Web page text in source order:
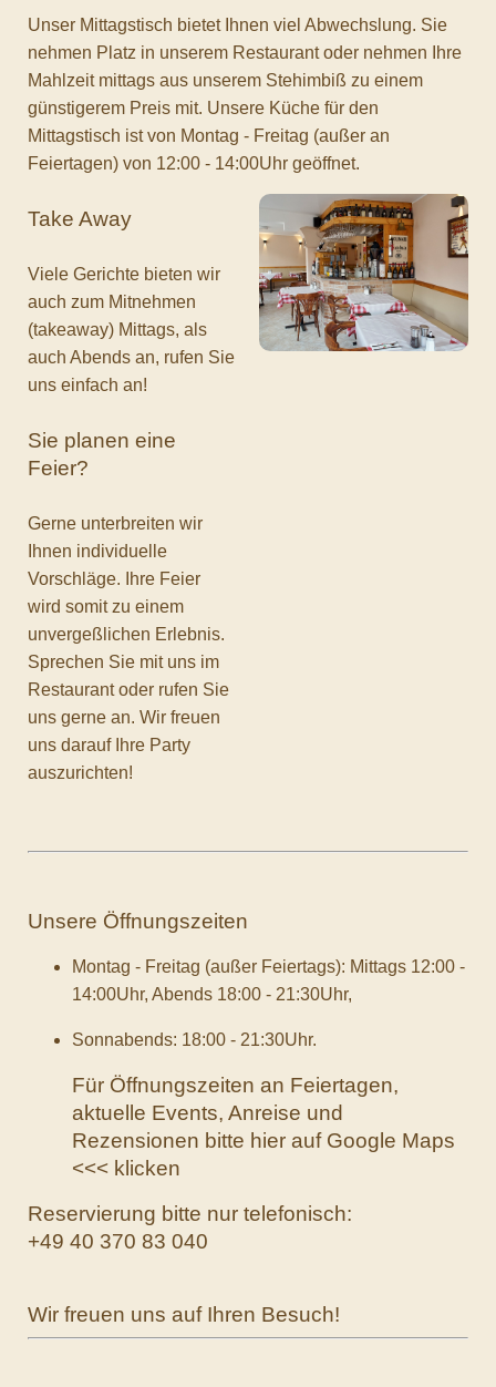
Unser Mittagstisch bietet Ihnen viel Abwechslung. Sie
nehmen Platz in unserem Restaurant oder nehmen Ihre
Mahlzeit mittags aus unserem Stehimbiß zu einem
günstigerem Preis mit. Unsere Küche für den
Mittagstisch ist von Montag - Freitag (außer an
Feiertagen) von 12:00 - 14:00Uhr geöffnet.
Take Away
Viele Gerichte bieten wir
auch zum Mitnehmen
(takeaway) Mittags, als
auch Abends an, rufen Sie
uns einfach an!
Sie planen eine
Feier?
Gerne unterbreiten wir
Ihnen individuelle
Vorschläge. Ihre Feier
wird somit zu einem
unvergeßlichen Erlebnis.
Sprechen Sie mit uns im
Restaurant oder rufen Sie
uns gerne an. Wir freuen
uns darauf Ihre Party
auszurichten!
Unsere Öffnungszeiten
Montag - Freitag (außer Feiertags): Mittags 12:00 -
14:00Uhr, Abends 18:00 - 21:30Uhr,
Sonnabends: 18:00 - 21:30Uhr.
Für Öffnungszeiten an Feiertagen,
aktuelle Events, Anreise und
Rezensionen bitte hier auf Google Maps
<<< klicken
Reservierung bitte nur telefonisch:
+49 40 370 83 040
Wir freuen uns auf Ihren Besuch!